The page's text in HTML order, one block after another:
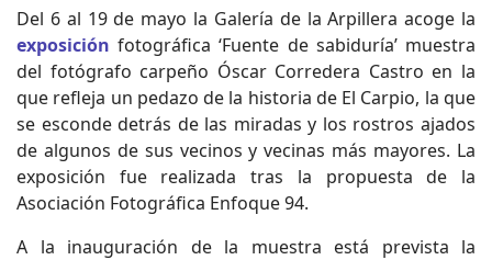
Del 6 al 19 de mayo la Galería de la Arpillera acoge la
exposición fotográfica ‘Fuente de sabiduría’ muestra
del fotógrafo carpeño Óscar Corredera Castro en la
que refleja un pedazo de la historia de El Carpio, la que
se esconde detrás de las miradas y los rostros ajados
de algunos de sus vecinos y vecinas más mayores. La
exposición fue realizada tras la propuesta de la
Asociación Fotográfica Enfoque 94.
A la inauguración de la muestra está prevista la